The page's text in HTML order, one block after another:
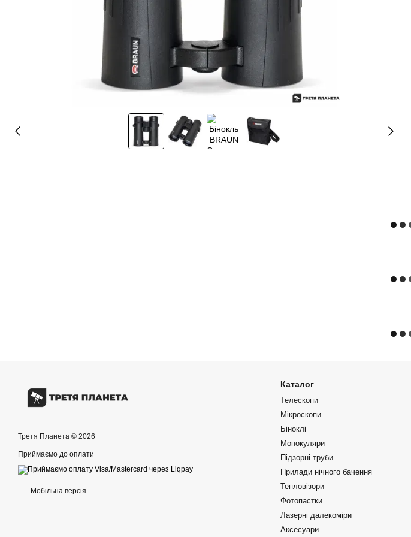
Третя Планета © 2026
Приймаємо до оплати
Мобільна версія
Каталог
Телескопи
Мікроскопи
Біноклі
Монокуляри
Підзорні труби
Прилади нічного бачення
Тепловізори
Фотопастки
Лазерні далекоміри
Аксесуари